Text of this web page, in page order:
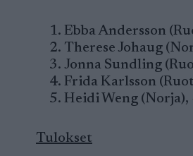
Ebba Andersson
Therese Johaug
Jonna Sundling
Frida Karlsson
Heidi Weng (Norja),
Tulokset